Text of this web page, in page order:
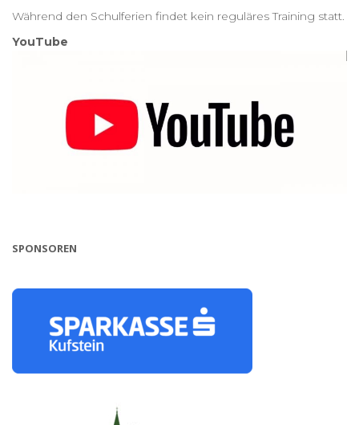
Während den Schulferien findet kein reguläres Training statt.
YouTube
SPONSOREN